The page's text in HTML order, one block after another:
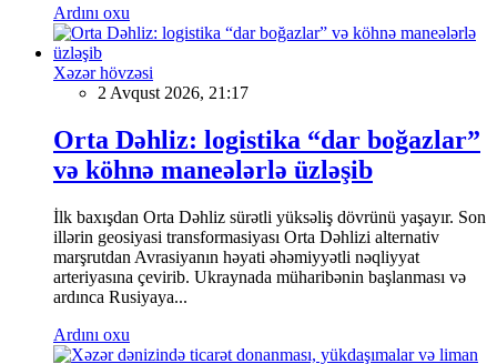
Ardını oxu
Xəzər hövzəsi
2 Avqust 2026, 21:17
Orta Dəhliz: logistika “dar boğazlar”
və köhnə maneələrlə üzləşib
İlk baxışdan Orta Dəhliz sürətli yüksəliş dövrünü yaşayır. Son
illərin geosiyasi transformasiyası Orta Dəhlizi alternativ
marşrutdan Avrasiyanın həyati əhəmiyyətli nəqliyyat
arteriyasına çevirib. Ukraynada müharibənin başlanması və
ardınca Rusiyaya...
Ardını oxu